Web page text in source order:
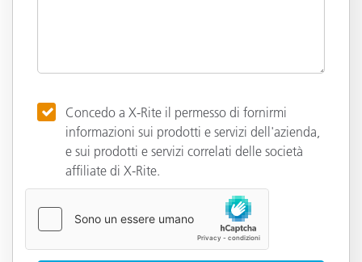
Concedo a X-Rite il permesso di fornirmi
informazioni sui prodotti e servizi dell'azienda,
e sui prodotti e servizi correlati delle società
affiliate di X-Rite.